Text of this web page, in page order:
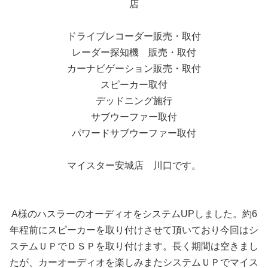
店
ドライブレコーダー販売・取付
レーダー探知機 販売・取付
カーナビゲーション販売・取付
スピーカー取付
デッドニング施行
サブウーファー取付
パワードサブウーファー取付
マイスター安城店 川口です。
A様のハスラーのオーディオをシステムUPしました。約6
年程前にスピーカーを取り付けさせて頂いており今回はシ
ステムＵＰでＤＳＰを取り付けます。長く期間は空きまし
たが、カーオーディオを楽しみまたシステムＵＰでマイス